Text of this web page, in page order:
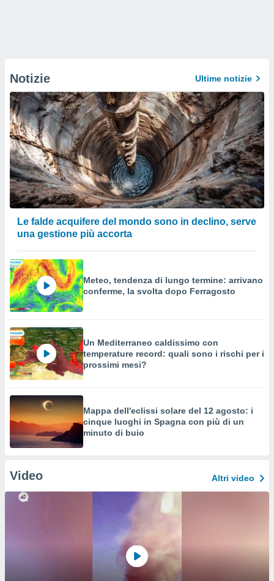
Notizie Ultime notizie
Le falde acquifere del mondo sono in declino, serve
una gestione più accorta
Meteo, tendenza di lungo termine: arrivano
conferme, la svolta dopo Ferragosto
Un Mediterraneo caldissimo con
temperature record: quali sono i rischi per i
prossimi mesi?
Mappa dell'eclissi solare del 12 agosto: i
cinque luoghi in Spagna con più di un
minuto di buio
Video Altri video